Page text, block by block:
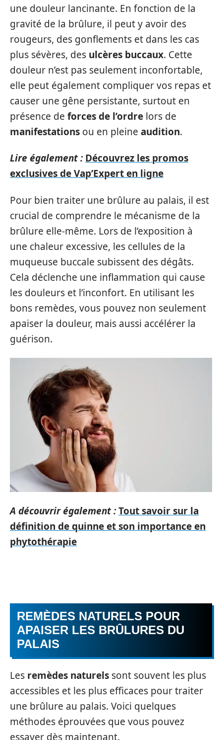
une douleur lancinante. En fonction de la
gravité de la brûlure, il peut y avoir des
rougeurs, des gonflements et dans les cas
plus sévères, des ulcères buccaux. Cette
douleur n’est pas seulement inconfortable,
elle peut également compliquer vos repas et
causer une gêne persistante, surtout en
présence de forces de l’ordre lors de
manifestations ou en pleine audition.
Lire également : Découvrez les promos
exclusives de Vap’Expert en ligne
Pour bien traiter une brûlure au palais, il est
crucial de comprendre le mécanisme de la
brûlure elle-même. Lors de l’exposition à
une chaleur excessive, les cellules de la
muqueuse buccale subissent des dégâts.
Cela déclenche une inflammation qui cause
les douleurs et l’inconfort. En utilisant les
bons remèdes, vous pouvez non seulement
apaiser la douleur, mais aussi accélérer la
guérison.
A découvrir également :Tout savoir sur la
définition de quinne et son importance en
phytothérapie
REMÈDES NATURELS POUR
APAISER LES BRÛLURES DU
PALAIS
Les remèdes naturels sont souvent les plus
accessibles et les plus efficaces pour traiter
une brûlure au palais. Voici quelques
méthodes éprouvées que vous pouvez
essayer dès maintenant.